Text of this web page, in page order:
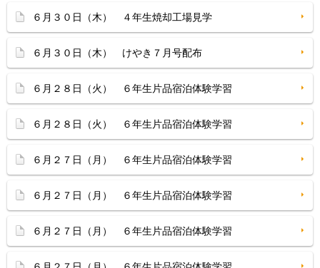
６月３０日（木） ４年生焼却工場見学
６月３０日（木） けやき７月号配布
６月２８日（火） ６年生片品宿泊体験学習
６月２８日（火） ６年生片品宿泊体験学習
６月２７日（月） ６年生片品宿泊体験学習
６月２７日（月） ６年生片品宿泊体験学習
６月２７日（月） ６年生片品宿泊体験学習